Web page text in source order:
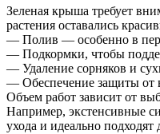
Зеленая крыша требует
растения оставались
— Полив — особенно в
— Подкормки, чтобы
— Удаление сорняков и
— Обеспечение защиты от
Объем работ зависит от
Например, экстенсивные
ухода и идеально